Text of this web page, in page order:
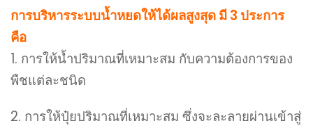
การบริหารระบบน้ำหยดให้ได้ผลสูงสุด มี 3 ประการ
คือ
1. การให้น้ำปริมาณที่เหมาะสม กับความต้องการของ
พืชแต่ละชนิด
2. การให้ปุ๋ยปริมาณที่เหมาะสม ซึ่งจะละลายผ่านเข้าสู่